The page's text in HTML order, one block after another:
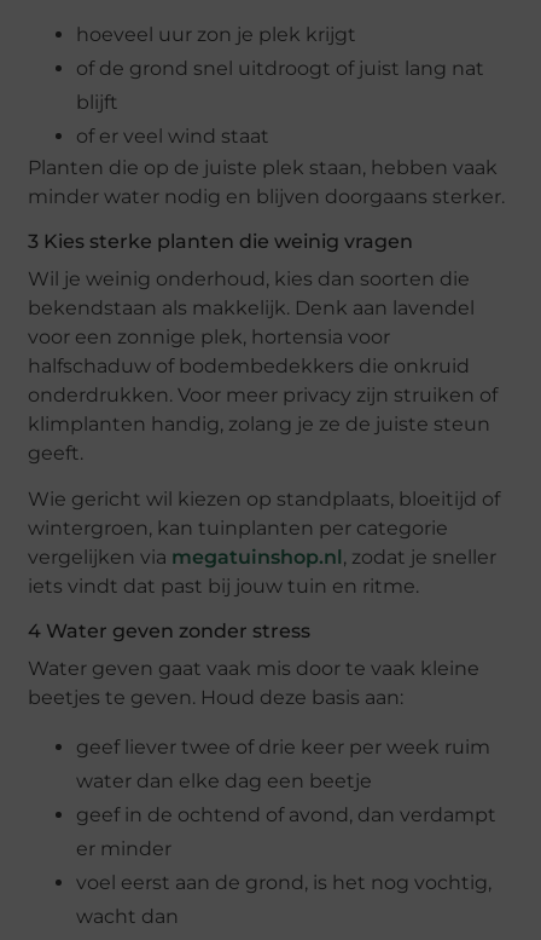
hoeveel uur zon je plek krijgt
of de grond snel uitdroogt of juist lang nat
blijft
of er veel wind staat
Planten die op de juiste plek staan, hebben vaak
minder water nodig en blijven doorgaans sterker.
3 Kies sterke planten die weinig vragen
Wil je weinig onderhoud, kies dan soorten die
bekendstaan als makkelijk. Denk aan lavendel
voor een zonnige plek, hortensia voor
halfschaduw of bodembedekkers die onkruid
onderdrukken. Voor meer privacy zijn struiken of
klimplanten handig, zolang je ze de juiste steun
geeft.
Wie gericht wil kiezen op standplaats, bloeitijd of
wintergroen, kan tuinplanten per categorie
vergelijken via megatuinshop.nl , zodat je sneller
iets vindt dat past bij jouw tuin en ritme.
4 Water geven zonder stress
Water geven gaat vaak mis door te vaak kleine
beetjes te geven. Houd deze basis aan:
geef liever twee of drie keer per week ruim
water dan elke dag een beetje
geef in de ochtend of avond, dan verdampt
er minder
voel eerst aan de grond, is het nog vochtig,
wacht dan